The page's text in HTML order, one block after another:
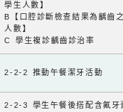
學生人數】
B【口腔診斷檢查結果為齲齒
人數】
C 學生複診齲齒診治率
2-2-2 推動午餐潔牙活動
2-2-3 學生午餐後搭配含氟牙